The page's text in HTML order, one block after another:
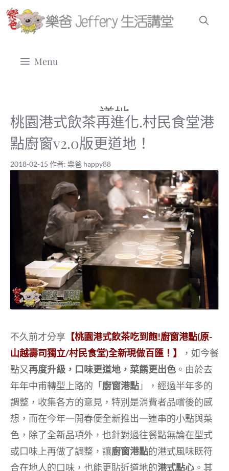
跳
至
Menu
道地
桃園港式飲茶再進化.村民食堂港
點廚窗v2.0版更道地！
2018-02-15 作者: 樂爸 happy88
不久前才分享 【桃園港式飲茶吃到飽!廚窗港點(原-
山越壽司獨立/村民食堂)全新現做百匯！】
，如今餐
點又再度升級，口味更道地，菜餚更出色 。由於去
年年中甫轉型上路的「廚窗港點 」，經過半年多的
調整，收集各方的意見，特別是消費者品嚐後的感
想，而在今年一開春便全新推出一連串的小點與菜
色，除了全新品項外，也針對過往餐點無論在型式
或口味上再做了調整，讓廚窗港點的港式風味既符
合在地人的口味，也能更貼近道地的港式點心 。其